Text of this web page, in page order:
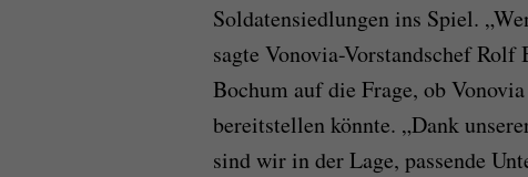
Soldatensiedlungen ins Spiel.
sagte Vonovia-Vorstandschef
Bochum auf die Frage, ob
bereitstellen könnte. „Dank
sind wir in der Lage, passende